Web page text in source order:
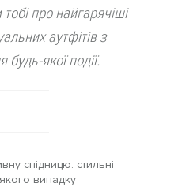
про найгарячіші
аутфітів з
якої події.
спідницю: стильні
випадку